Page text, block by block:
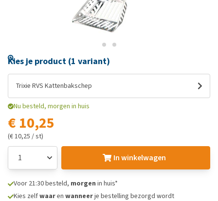
Kies je product (1 variant)
Trixie RVS Kattenbakschep
Nu besteld, morgen in huis
€ 10,25
(€ 10,25 / st)
In winkelwagen
Voor 21:30 besteld, morgen in huis*
Kies zelfwaaren wanneerje bestelling bezorgd wordt